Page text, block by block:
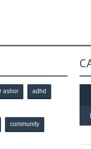
ashor adhd
community